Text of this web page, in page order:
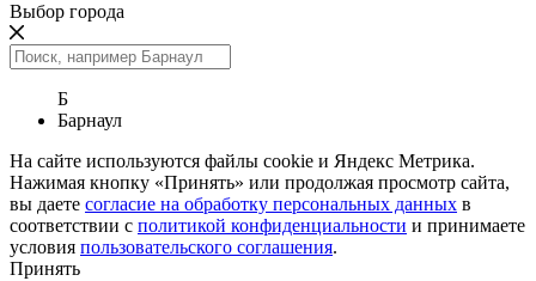
Выбор города
Б
Барнаул
На сайте используются файлы cookie и Яндекс Метрика.
Нажимая кнопку «Принять» или продолжая просмотр сайта,
вы даете согласие на обработку персональных данных в
соответствии с политикой конфиденциальности и принимаете
условия пользовательского соглашения.
Принять